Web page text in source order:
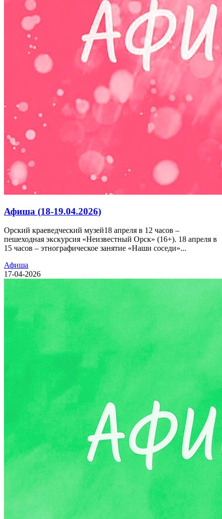
Афиша (18-19.04.2026)
Орский краеведческий музей18 апреля в 12 часов –
пешеходная экскурсия «Неизвестный Орск» (16+). 18 апреля в
15 часов – этнографическое занятие «Наши соседи»...
Афиша
17-04-2026